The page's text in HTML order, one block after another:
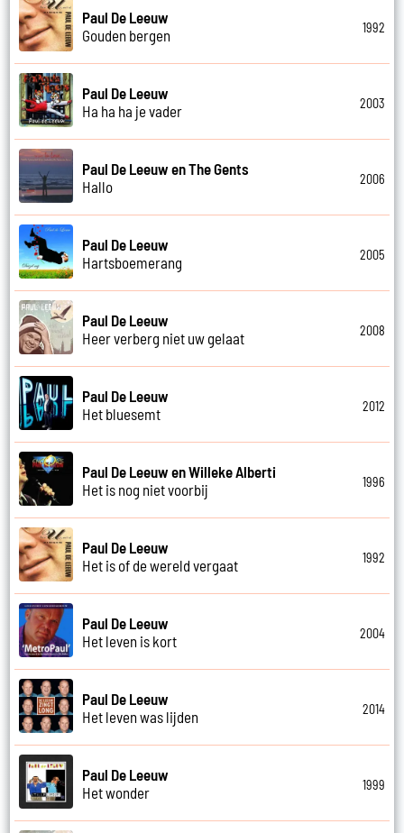
Paul De Leeuw
Gouden bergen
1992
Paul De Leeuw
Ha ha ha je vader
2003
Paul De Leeuw en The Gents
Hallo
2006
Paul De Leeuw
Hartsboemerang
2005
Paul De Leeuw
Heer verberg niet uw gelaat
2008
Paul De Leeuw
Het bluesemt
2012
Paul De Leeuw en Willeke Alberti
Het is nog niet voorbij
1996
Paul De Leeuw
Het is of de wereld vergaat
1992
Paul De Leeuw
Het leven is kort
2004
Paul De Leeuw
Het leven was lijden
2014
Paul De Leeuw
Het wonder
1999